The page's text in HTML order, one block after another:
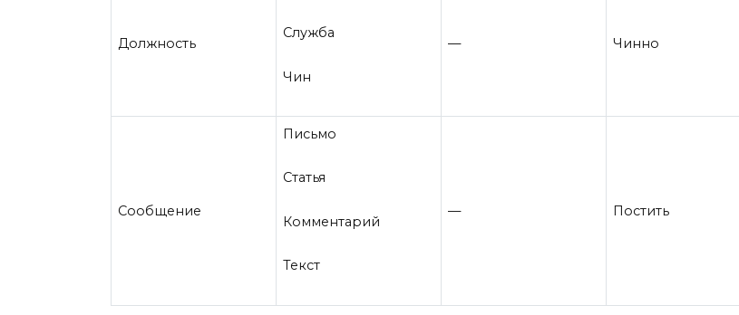
Должность
Служба
Чин
— Чинно
Сообщение
Письмо
Статья
Комментарий
Текст
— Постить